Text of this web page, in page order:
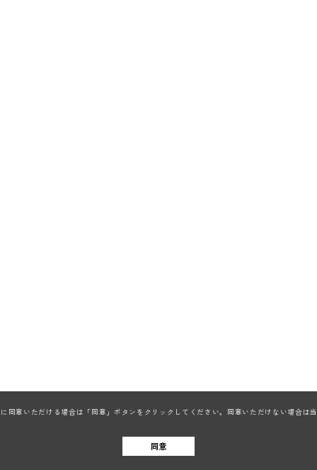
同意いただける場合は「同意」ボタンをクリックしてください。同意いただけない場合
同意